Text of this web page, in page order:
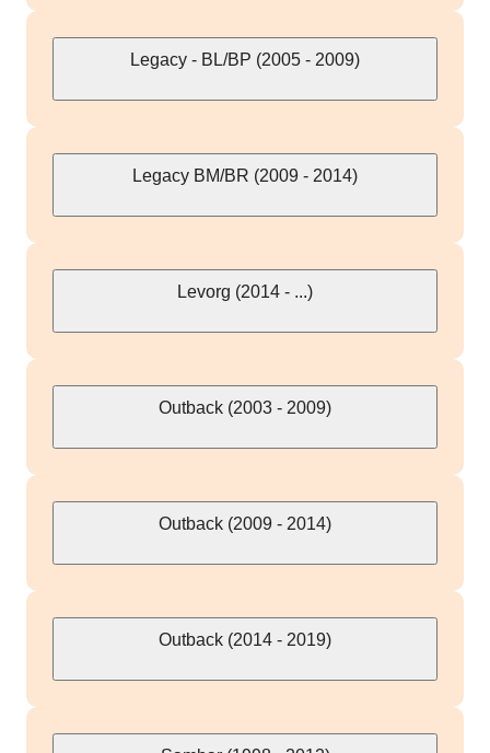
Legacy - BL/BP (2005 - 2009)
Legacy BM/BR (2009 - 2014)
Levorg (2014 - ...)
Outback (2003 - 2009)
Outback (2009 - 2014)
Outback (2014 - 2019)